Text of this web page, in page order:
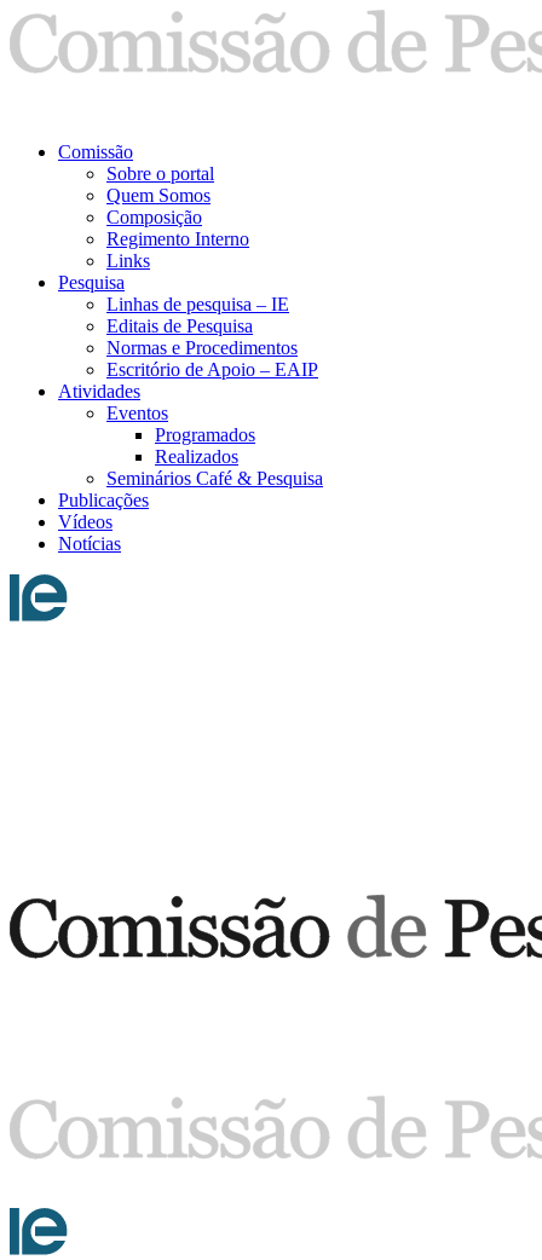
Comissão
Sobre o portal
Quem Somos
Composição
Regimento Interno
Links
Pesquisa
Linhas de pesquisa – IE
Editais de Pesquisa
Normas e Procedimentos
Escritório de Apoio – EAIP
Atividades
Eventos
Programados
Realizados
Seminários Café & Pesquisa
Publicações
Vídeos
Notícias